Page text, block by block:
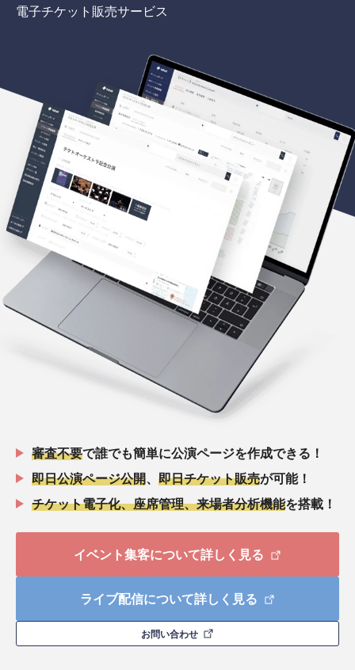
電子チケット販売サービス
審査不要で誰でも簡単に公演ページを作成できる！
即日公演ページ公開
即日チケット販売が可能！
チケット電子化、座席管理、来場者分析機能を搭載！
イベント集客について詳しく見る
ライブ配信について詳しく見る
お問い合わせ